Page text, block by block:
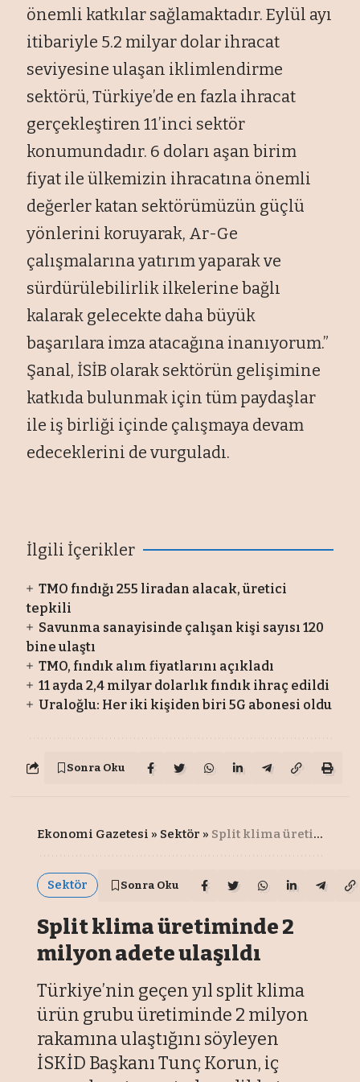
önemli katkılar sağlamaktadır. Eylül ayı
itibariyle 5.2 milyar dolar ihracat
seviyesine ulaşan iklimlendirme
sektörü, Türkiye’de en fazla ihracat
gerçekleştiren 11’inci sektör
konumundadır. 6 doları aşan birim
fiyat ile ülkemizin ihracatına önemli
değerler katan sektörümüzün güçlü
yönlerini koruyarak, Ar-Ge
çalışmalarına yatırım yaparak ve
sürdürülebilirlik ilkelerine bağlı
kalarak gelecekte daha büyük
başarılara imza atacağına inanıyorum.”
Şanal, İSİB olarak sektörün gelişimine
katkıda bulunmak için tüm paydaşlar
ile iş birliği içinde çalışmaya devam
edeceklerini de vurguladı.
İlgili İçerikler
TMO fındığı 255 liradan alacak, üretici
tepkili
Savunma sanayisinde çalışan kişi sayısı 120
bine ulaştı
TMO, fındık alım fiyatlarını açıkladı
11 ayda 2,4 milyar dolarlık fındık ihraç edildi
Uraloğlu: Her iki kişiden biri 5G abonesi oldu
Sonra Oku
Ekonomi Gazetesi » Sektör » Split klima üretiminde 2 milyon adete ulaşıldı
Sektör Sonra Oku
Split klima üretiminde 2
milyon adete ulaşıldı
Türkiye’nin geçen yıl split klima
ürün grubu üretiminde 2 milyon
rakamına ulaştığını söyleyen
İSKİD Başkanı Tunç Korun, iç